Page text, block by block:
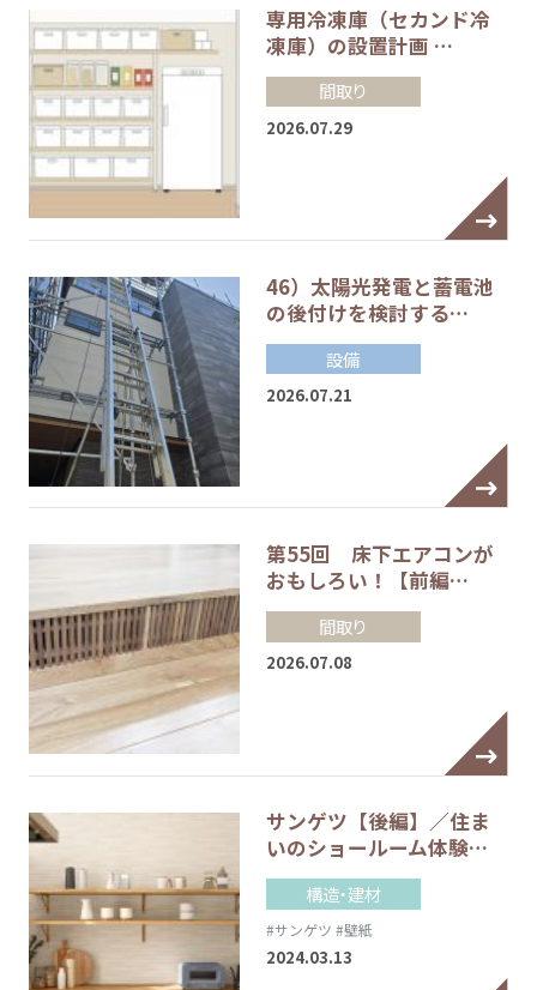
専用冷凍庫（セカンド冷
凍庫）の設置計画 …
間取り
2026.07.29
46）太陽光発電と蓄電池
の後付けを検討する…
設備
2026.07.21
第55回 床下エアコンが
おもしろい！【前編…
間取り
2026.07.08
サンゲツ【後編】／住ま
いのショールーム体験…
構造・建材
#サンゲツ #壁紙
2024.03.13